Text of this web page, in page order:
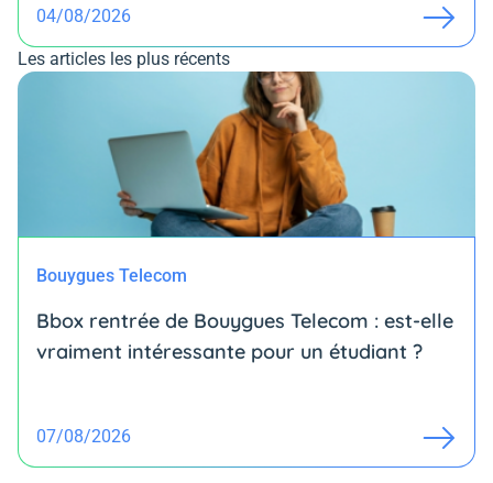
04/08/2026
Les articles les plus récents
Bouygues Telecom
Bbox rentrée de Bouygues Telecom : est-elle
vraiment intéressante pour un étudiant ?
07/08/2026